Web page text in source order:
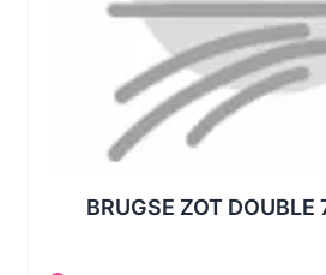
BRUGSE ZOT DOUBLE